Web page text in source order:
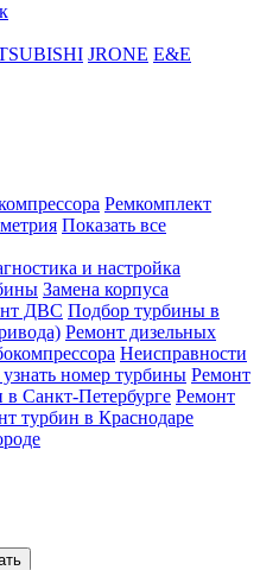
JRONE E&E
Ремкомплект
Показать все
и настройка
Замена корпуса
ДВС Подбор турбины в
Ремонт дизельных
Неисправности
номер турбины Ремонт
в Санкт-Петербурге Ремонт
турбин в Краснодаре